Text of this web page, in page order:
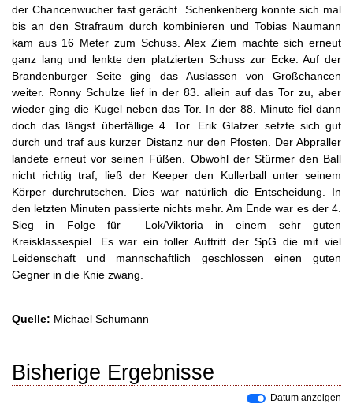
der Chancenwucher fast gerächt. Schenkenberg konnte sich mal
bis an den Strafraum durch kombinieren und Tobias Naumann
kam aus 16 Meter zum Schuss. Alex Ziem machte sich erneut
ganz lang und lenkte den platzierten Schuss zur Ecke. Auf der
Brandenburger Seite ging das Auslassen von Großchancen
weiter. Ronny Schulze lief in der 83. allein auf das Tor zu, aber
wieder ging die Kugel neben das Tor. In der 88. Minute fiel dann
doch das längst überfällige 4. Tor. Erik Glatzer setzte sich gut
durch und traf aus kurzer Distanz nur den Pfosten. Der Abpraller
landete erneut vor seinen Füßen. Obwohl der Stürmer den Ball
nicht richtig traf, ließ der Keeper den Kullerball unter seinem
Körper durchrutschen. Dies war natürlich die Entscheidung. In
den letzten Minuten passierte nichts mehr. Am Ende war es der 4.
Sieg in Folge für Lok/Viktoria in einem sehr guten
Kreisklassespiel. Es war ein toller Auftritt der SpG die mit viel
Leidenschaft und mannschaftlich geschlossen einen guten
Gegner in die Knie zwang.
Quelle: Michael Schumann
Bisherige Ergebnisse
Datum anzeigen